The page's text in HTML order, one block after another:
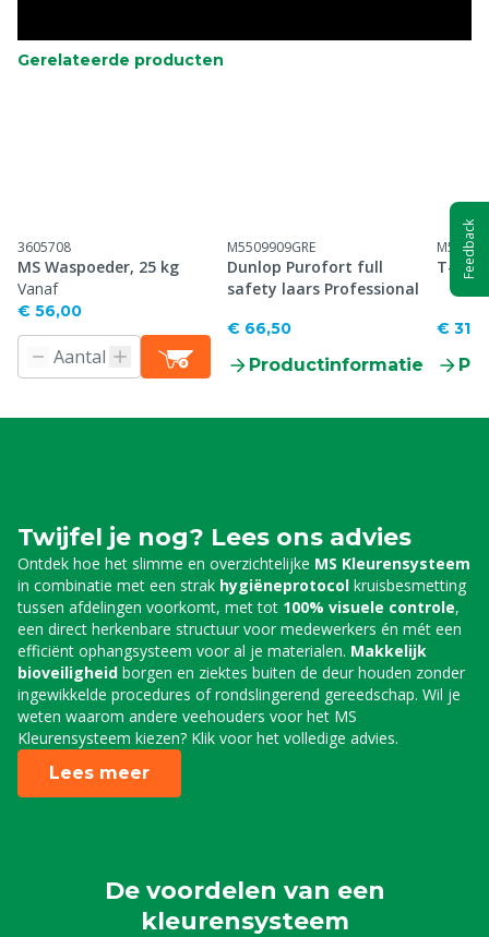
Gerelateerde producten
3605708
MS Waspoeder, 25 kg
Vanaf
€ 56,00
M5509909GRE
Dunlop Purofort full
safety laars Professional
€ 66,50
Productinformatie
T-
€
Twijfel je nog? Lees ons advies
Ontdek hoe het slimme en overzichtelijke MS Kleurensysteem
in combinatie met een strak hygiëneprotocol kruisbesmetting
tussen afdelingen voorkomt, met tot 100% visuele controle,
een direct herkenbare structuur voor medewerkers én mét een
efficiënt ophangsysteem voor al je materialen. Makkelijk
bioveiligheid borgen en ziektes buiten de deur houden zonder
ingewikkelde procedures of rondslingerend gereedschap. Wil je
weten waarom andere veehouders voor het MS
Kleurensysteem kiezen? Klik voor het volledige advies.
Lees meer
De voordelen van een
kleurensysteem
Feedback